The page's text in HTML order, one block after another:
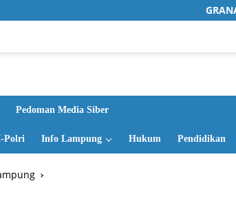
GRANAT
Pedoman Media Siber
Polri Info Lampung Hukum Pendidikan